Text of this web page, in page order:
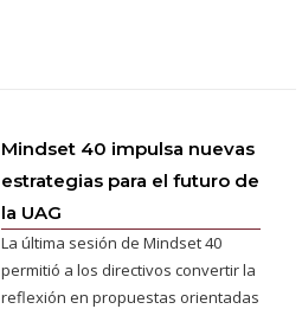
Mindset 40 impulsa nuevas
estrategias para el futuro de
la UAG
La última sesión de Mindset 40
permitió a los directivos convertir la
reflexión en propuestas orientadas